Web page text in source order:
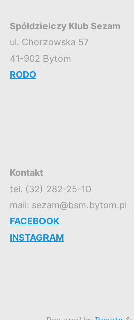
Spółdzielczy Klub Sezam
ul. Chorzowska 57
41-902 Bytom
RODO
Kontakt
tel. (32) 282-25-10
mail: sezam@bsm.bytom.pl
FACEBOOK
INSTAGRAM